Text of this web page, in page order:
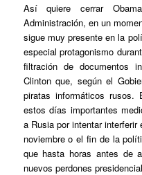
Así quiere cerrar
Administración, en un
sigue muy presente en la
especial protagonismo
filtración de documentos
Clinton que, según el
piratas informáticos rusos.
estos días importantes
a Rusia por intentar
noviembre o el fin de la
que hasta horas antes de
nuevos perdones